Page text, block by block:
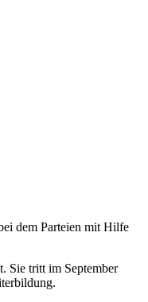
dem Parteien mit Hilfe
Sie tritt im September